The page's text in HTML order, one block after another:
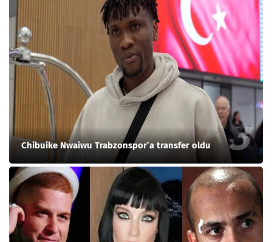
Chibuike Nwaiwu Trabzonspor’a transfer oldu